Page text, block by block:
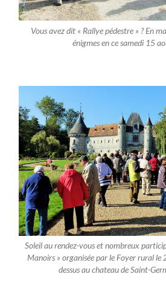
Vous avez dit « Rallye pédestre » ? En
énigmes en ce samedi 15
Soleil au rendez-vous et nombreux
Manoirs » organisée par le Foyer rural
dessus au chateau de Saint-